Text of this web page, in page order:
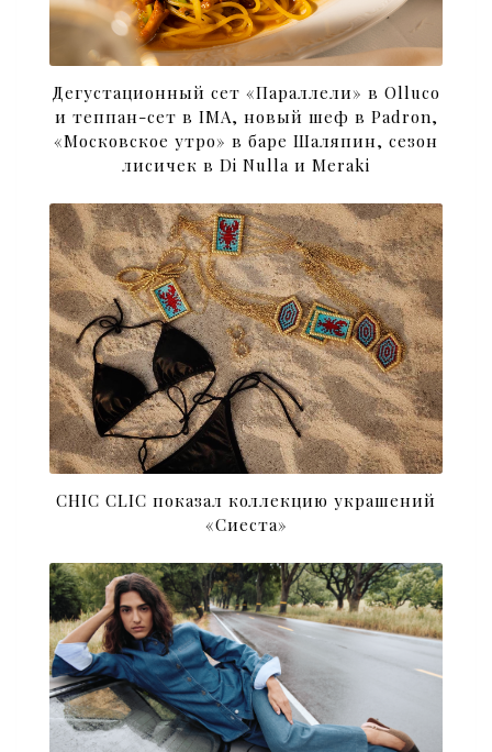
Дегустационный сет «Параллели» в Olluco
и теппан-сет в IMA, новый шеф в Padron,
«Московское утро» в баре Шаляпин, сезон
лисичек в Di Nulla и Meraki
CHIC CLIC показал коллекцию украшений
«Сиеста»